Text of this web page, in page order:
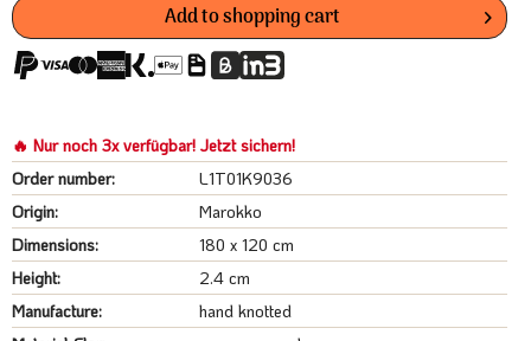
Add toshopping cart
🔥 Nur noch 3x verfügbar! Jetzt sichern!
Order number:
L1T01K9036
Origin:
Marokko
Dimensions:
180 x 120 cm
Height:
2.4 cm
Manufacture:
hand knotted